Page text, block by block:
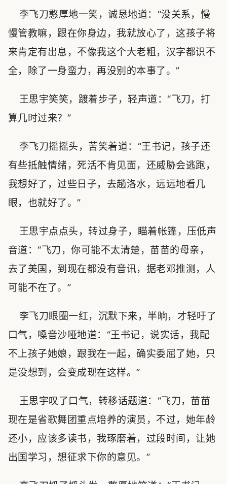
李飞刀憨厚地一笑，诚恳地道：“没关系，慢
慢管教嘛，跟在你身边，我就放心了，这孩子将
来肯定有出息，不像我这个大老粗，汉字都识不
全，除了一身蛮力，再没别的本事了。”
王思宇笑笑，踱着步子，轻声道：“飞刀，打
算几时过来？”
李飞刀摇摇头，苦笑着道：“王书记，孩子还
有些抵触情绪，死活不肯见面，还威胁会逃跑，
我想好了，过些日子，去趟洛水，远远地看几
眼，也就好了。”
王思宇点点头，转过身子，瞄着帐篷，压低声
音道：“飞刀，你可能不太清楚，苗苗的母亲，
去了美国，到现在都没有音讯，据老邓推测，人
可能不在了。”
李飞刀眼圈一红，沉默下来，半晌，才轻吁了
口气，嗓音沙哑地道：“王书记，说实话，我配
不上孩子她娘，跟我在一起，确实委屈了她，只
是没想到，会变成现在这样。”
王思宇叹了口气，转移话题道：“飞刀，苗苗
现在是省歌舞团重点培养的演员，不过，她年龄
还小，应该多读书，我琢磨着，过段时间，让她
出国学习，想征求下你的意见。”